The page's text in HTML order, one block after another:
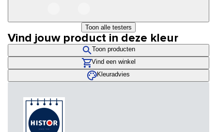
Toon alle testers
Vind jouw product in deze kleur
Toon producten
Vind een winkel
Kleuradvies